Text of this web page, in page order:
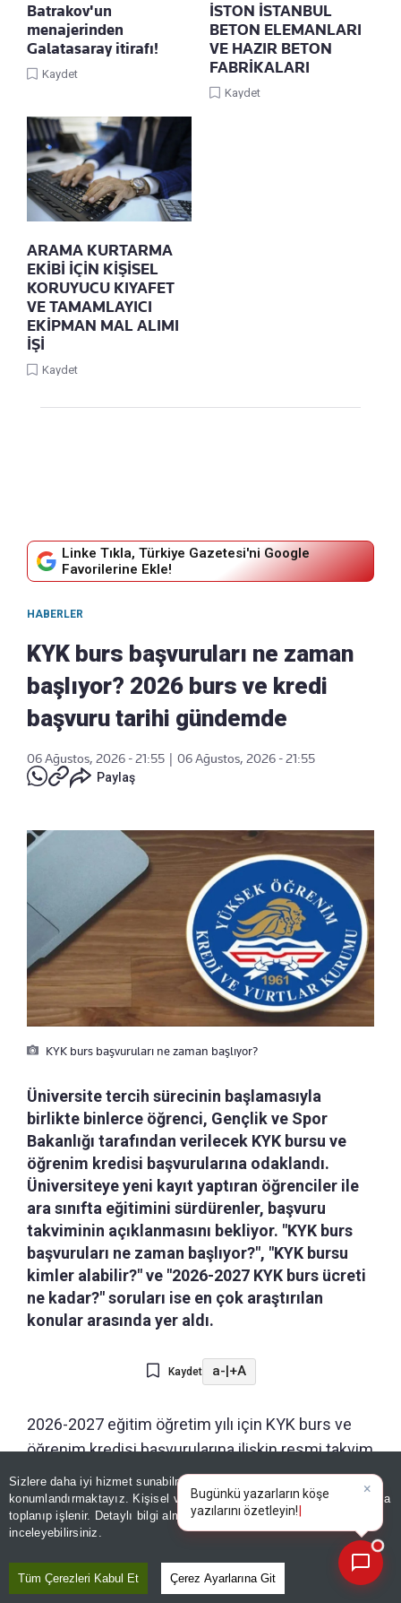
Sizlere daha iyi hizmet sunabilmek adına sitemizde
konumlandırmaktayız. Kişisel verileriniz, KVKK ve GDPR kapsamında
toplanıp işlenir. Detaylı bilgi almak içinAydınlatma Metnimizi
inceleyebilirsiniz.
Tüm Çerezleri Kabul Et Çerez Ayarlarına Git
Batrakov'un
menajerinden
Galatasaray itirafı!
Kaydet
İSTON İSTANBUL
BETON ELEMANLARI
VE HAZIR BETON
FABRİKALARI
Kaydet
ARAMA KURTARMA
EKİBİ İÇİN KİŞİSEL
KORUYUCU KIYAFET
VE TAMAMLAYICI
EKİPMAN MAL ALIMI
İŞİ
Kaydet
Linke Tıkla, Türkiye Gazetesi'ni Google
Favorilerine Ekle!
HABERLER
KYK burs başvuruları ne zaman
başlıyor? 2026 burs ve kredi
başvuru tarihi gündemde
06 Ağustos, 2026 - 21:55
06 Ağustos, 2026 - 21:55
Paylaş
KYK burs başvuruları ne zaman başlıyor?
Üniversite tercih sürecinin başlamasıyla
birlikte binlerce öğrenci, Gençlik ve Spor
Bakanlığı tarafından verilecek KYK bursu ve
öğrenim kredisi başvurularına odaklandı.
Üniversiteye yeni kayıt yaptıran öğrenciler ile
ara sınıfta eğitimini sürdürenler, başvuru
takviminin açıklanmasını bekliyor. "KYK burs
başvuruları ne zaman başlıyor?", "KYK bursu
kimler alabilir?" ve "2026-2027 KYK burs ücreti
ne kadar?" soruları ise en çok araştırılan
konular arasında yer aldı.
Kaydet a-|+A
2026-2027 eğitim öğretim yılı için KYK burs ve
öğrenim kredisi başvurularına ilişkin resmi takvim
gündemde. Milyonlarca üniversite öğrencisi ve
öğrenci adayları ''KYK burs başvuruları ne zaman
başlıyor? '' sorusuna cevap arıyor. İşte detaylar...
Bugünkü yazarların köşe yaz